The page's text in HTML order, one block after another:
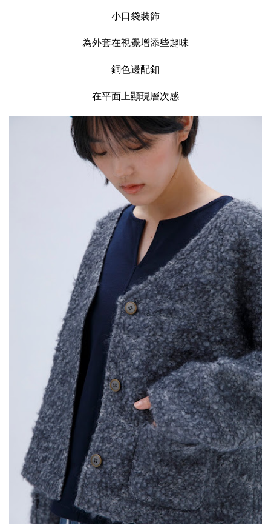
小口袋裝飾
為外套在視覺增添些趣味
銅色邊配釦
在平面上顯現層次感